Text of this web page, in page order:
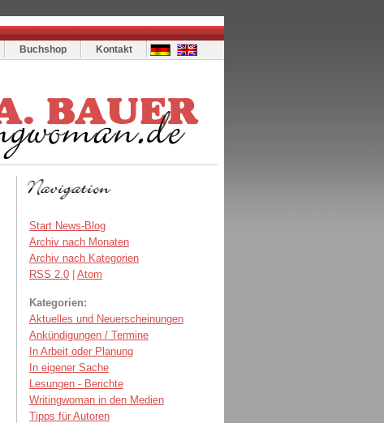
Buchshop Kontakt
Start News-Blog
Archiv nach Monaten
Archiv nach Kategorien
RSS 2.0 | Atom
Kategorien:
Aktuelles und Neuerscheinungen
Ankündigungen / Termine
In Arbeit oder Planung
In eigener Sache
Lesungen - Berichte
Writingwoman in den Medien
Tipps für Autoren